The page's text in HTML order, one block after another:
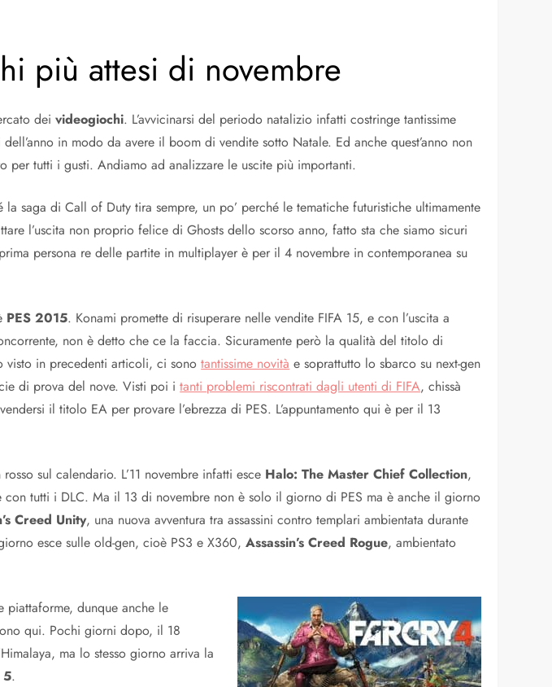
più attesi di novembre
deivideogiochi. L’avvicinarsi del periodo natalizio infatti costringe tantissime
in modo da avere il boom di vendite sotto Natale. Ed anche quest’anno non
tutti i gusti. Andiamo ad analizzare le uscite più importanti.
la saga di Call of Duty tira sempre, un po’ perché le tematiche futuristiche ultimamente
l’uscita non proprio felice di Ghosts dello scorso anno, fatto sta che siamo sicuri
persona re delle partite in multiplayer è per il 4 novembre in contemporanea su
PES 2015. Konami promette di risuperare nelle vendite FIFA 15, e con l’uscita a
non è detto che ce la faccia. Sicuramente però la qualità del titolo di
visto in precedenti articoli, ci sonotantissime novità e soprattutto lo sbarco su next-gen
di prova del nove. Visti poi itanti problemi riscontrati dagli utenti di FIFA, chissà
il titolo EA per provare l’ebrezza di PES. L’appuntamento qui è per il 13
sul calendario. L’11 novembre infatti esce Halo: The Master Chief Collection,
tutti i DLC. Ma il 13 di novembre non è solo il giorno di PES ma è anche il giorno
Creed Unity, una nuova avventura tra assassini contro templari ambientata durante
esce sulle old-gen, cioè PS3 e X360,Assassin’s Creed Rogue, ambientato
piattaforme, dunque anche le
qui. Pochi giorni dopo, il 18
ma lo stesso giorno arriva la
5.